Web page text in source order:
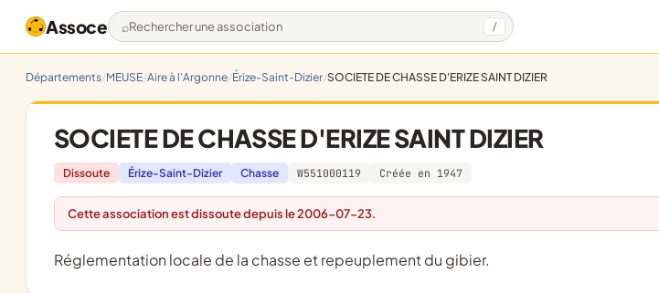
Assoce Rechercher une association /
Départements MEUSE Aire à l'Argonne Érize-Saint-Dizier SOCIETE DE CHASSE D'ERIZE SAINT DIZIER
SOCIETE DE CHASSE D'ERIZE SAINT DIZIER
Dissoute Érize-Saint-Dizier Chasse W551000119 Créée en 1947
Cette association est dissoute depuis le 2006-07-23.
Réglementation locale de la chasse et repeuplement du gibier.